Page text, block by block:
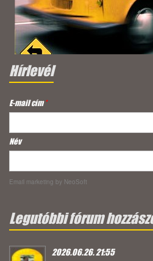
Hírlevél
E-mail cím*
Név
Email marketing by NeoSoft
Legutóbbi fórum
2026.06.26. 21:55